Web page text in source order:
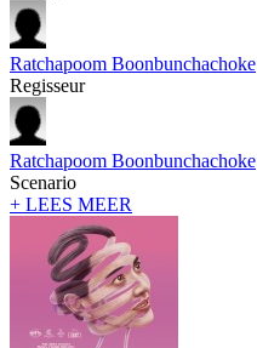
Ratchapoom Boonbunchachoke
Regisseur
Ratchapoom Boonbunchachoke
Scenario
+ LEES MEER